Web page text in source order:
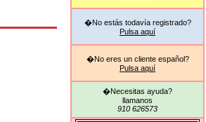
�No estás todavía registrado?
Pulsa aquí
�No eres un cliente español?
Pulsa aquí
�Necesitas ayuda?
llamanos
910 626573